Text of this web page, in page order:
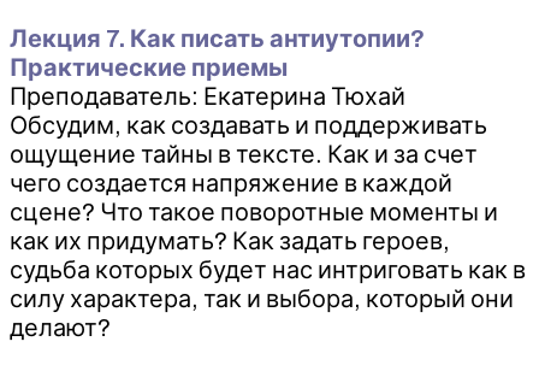
Лекция 7. Как писать антиутопии?
Практические приемы
Преподаватель: Екатерина Тюхай
Обсудим, как создавать и поддерживать
ощущение тайны в тексте. Как и за счет
чего создается напряжение в каждой
сцене? Что такое поворотные моменты и
как их придумать? Как задать героев,
судьба которых будет нас интриговать как в
силу характера, так и выбора, который они
делают?